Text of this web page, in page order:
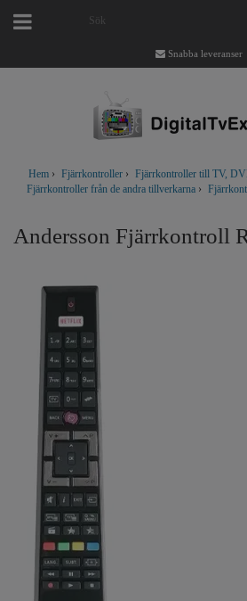
Snabba leveranser
Hem › Fjärrkontroller › Fjärrkontroller till TV,
Fjärrkontroller från de andra tillverkarna ›
Andersson Fjärrkontroll